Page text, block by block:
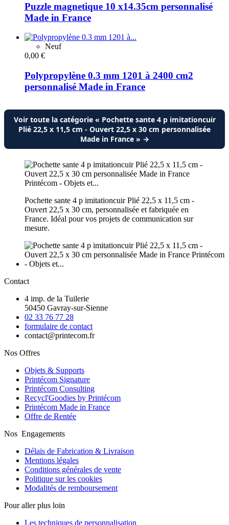
Puzzle magnetique 10 x14.35cm personnalisé
Made in France
Neuf
0,00 €
Polypropylène 0.3 mm 1201 à 2400 cm2
personnalisé Made in France
Voir toute la catégorie « Pochette sante 4 p imitationcuir
Plié 22,5 x 11,5 cm - Ouvert 22,5 x 30 cm personnalisée
Made in France » →
Pochette sante 4 p imitationcuir Plié 22,5 x 11,5 cm -
Ouvert 22,5 x 30 cm, personnalisée et fabriquée en
France. Idéal pour vos projets de communication sur
mesure.
Contact
4 imp. de la Tuilerie
50450 Gavray-sur-Sienne
02 33 76 77 28
formulaire de contact
contact@printecom.fr
Nos Offres
Objets & Supports
Printécom Signature
Printécom Consulting
Recycl'Goodies by Printécom
Printécom Made in France
Offre de Rentée
Nos Engagements
Délais de Fabrication & Livraison
Mentions légales
Conditions générales de vente
Politique sur les cookies
Modalités de remboursement
Pour aller plus loin
Les techniques de personnalisation